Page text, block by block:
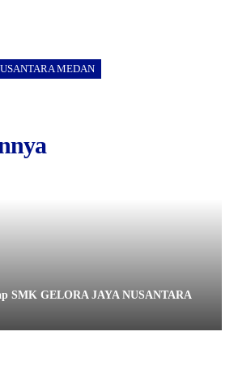
MEDAN
SMK GELORA JAYA NUSANTARA